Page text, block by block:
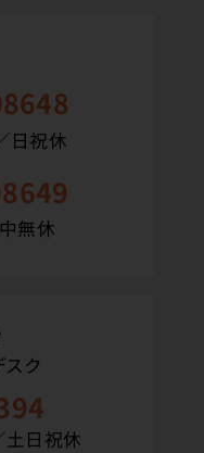
日祝休
無休
スク
土日祝休